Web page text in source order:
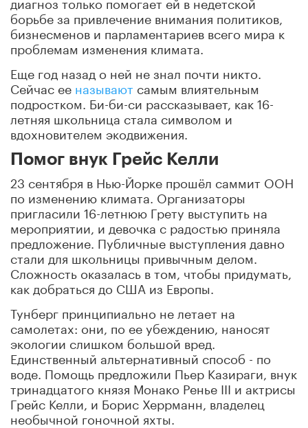
борьбе за привлечение внимания политиков,
бизнесменов и парламентариев всего мира к
проблемам изменения климата.
Еще год назад о ней не знал почти никто.
Сейчас ее называют самым влиятельным
подростком. Би-би-си рассказывает, как 16-
летняя школьница стала символом и
вдохновителем экодвижения.
Помог внук Грейс Келли
23 сентября в Нью-Йорке прошёл саммит ООН
по изменению климата. Организаторы
пригласили 16-летнюю Грету выступить на
мероприятии, и девочка с радостью приняла
предложение. Публичные выступления давно
стали для школьницы привычным делом.
Сложность оказалась в том, чтобы придумать,
как добраться до США из Европы.
Тунберг принципиально не летает на
самолетах: они, по ее убеждению, наносят
экологии слишком большой вред.
Единственный альтернативный способ - по
воде. Помощь предложили Пьер Казираги, внук
тринадцатого князя Монако Ренье III и актрисы
Грейс Келли, и Борис Херрманн, владелец
необычной гоночной яхты.